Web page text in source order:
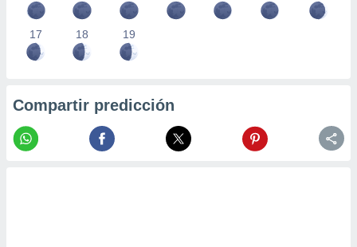
17 18 19
Compartir predicción